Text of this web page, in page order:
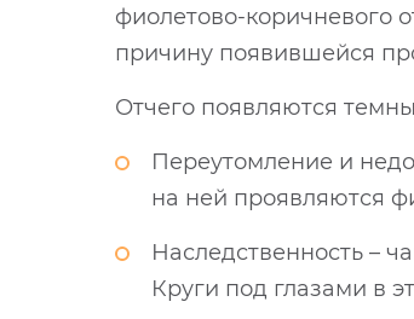
фиолетово-коричневого
причину появившейся
Отчего появляются
Переутомление и
на ней проявляются
Наследственность –
Круги под глазами в